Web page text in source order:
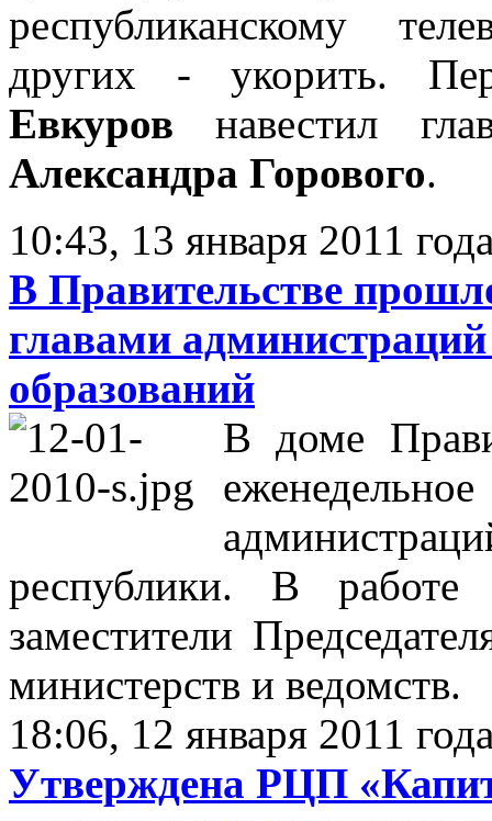
республиканскому
других - укорить.
Евкуровнавестил
Александра Горового.
10:43, 13 января 2011
В Правительстве
главами
образований
В доме
республики. В работе
заместители
министерств и ведомств.
18:06, 12 января 2011
Утверждена РЦП